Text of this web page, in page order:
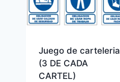
Juego de carteleria
(3 DE CADA
CARTEL)